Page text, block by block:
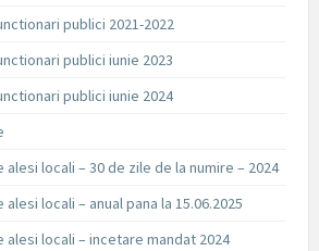
publici 2021-2022
publici iunie 2023
publici iunie 2024
locali – 30 de zile de la numire – 2024
locali – anual pana la 15.06.2025
locali – incetare mandat 2024